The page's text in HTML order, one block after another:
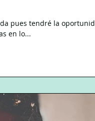
pues tendré la
en lo...